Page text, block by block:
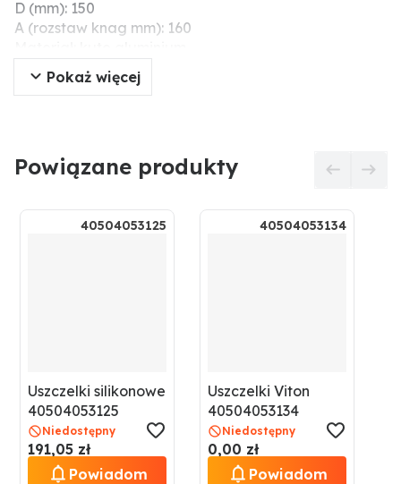
D (mm): 150
A (rozstaw knag mm): 160
Szerokość nominalna: 150
pasuje do: system Storz
Pokaż więcej
Powiązane produkty
40504053125
Uszczelki silikonowe
40504053125
Niedostępny
191,05 zł
Powiadom
40504053134
Uszczelki Viton
40504053134
Niedostępny
0,00 zł
Powiadom